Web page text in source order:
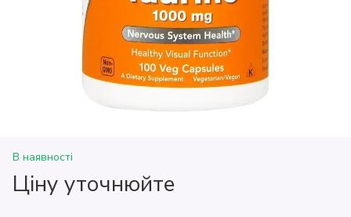
В наявності
Ціну уточнюйте